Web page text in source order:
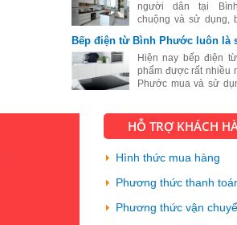
rửa
người dân tại
chuộng và sử dụng,
mã đến kiểu dáng cực
và đẹp, bếp từ còn có
Bếp điện từ Bình Phước luôn là
được ưa chuộngHiện nay bếp điện
phẩm được rất nhiều
Phước mua và sử
HỖ TRỢ KHÁCH
Hình thức mua hàng
Phương thức thanh
Phương thức vận